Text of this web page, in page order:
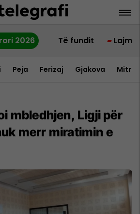
2026 Të fundit Lajme
Peja Ferizaj Gjakova
mbledhjen, Ligji për
merr miratimin e